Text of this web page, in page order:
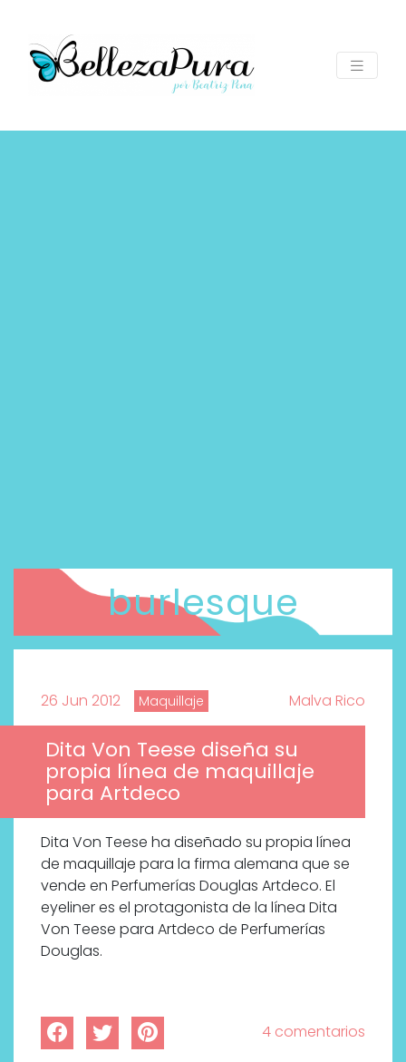
burlesque
26 Jun 2012 Maquillaje Malva Rico
Dita Von Teese diseña su
propia línea de maquillaje
para Artdeco
Dita Von Teese ha diseñado su propia línea
de maquillaje para la firma alemana que se
vende en Perfumerías Douglas Artdeco. El
eyeliner es el protagonista de la línea Dita
Von Teese para Artdeco de Perfumerías
Douglas.
4 comentarios